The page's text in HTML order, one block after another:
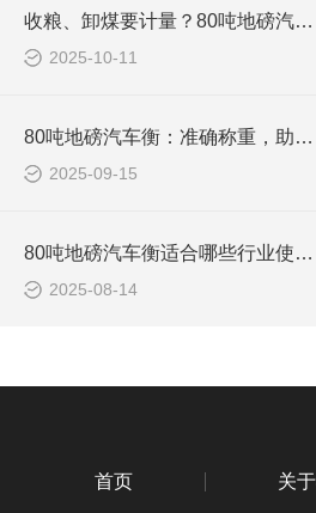
收粮、卸煤要计量？80吨地磅汽车衡，不用反复称，一次出准数
2025-10-11
80吨地磅汽车衡：准确称重，助力物流运输高效发展
2025-09-15
80吨地磅汽车衡适合哪些行业使用？
2025-08-14
首页 关